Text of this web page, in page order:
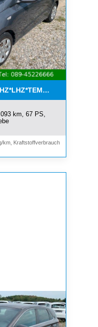
km, 67 PS,
km, Kraftstoffverbrauch